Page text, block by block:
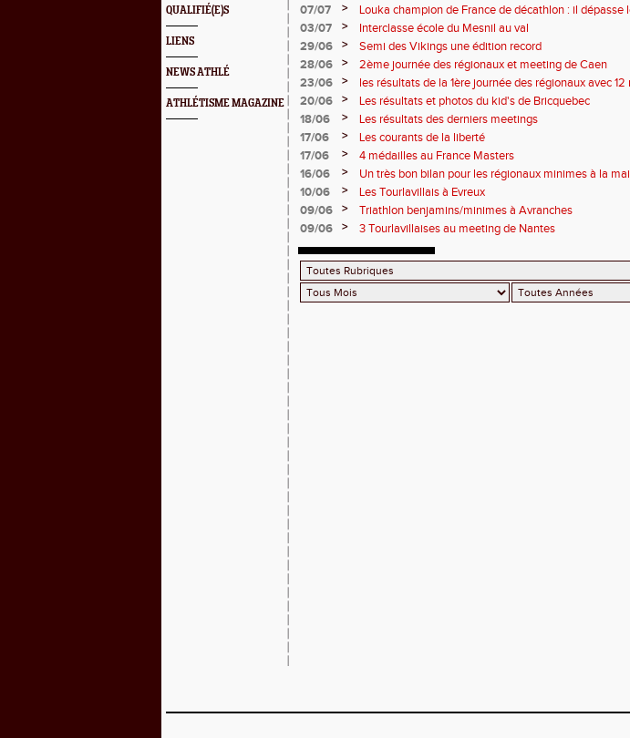
QUALIFIÉ(E)S
LIENS
NEWS ATHLÉ
ATHLÉTISME MAGAZINE
07/07
>
Louka champion de France de décathlon : il dépasse
points !
03/07 >
Interclasse école du Mesnil au val
29/06
>
Semi des Vikings une édition record
28/06
>
2ème journée des régionaux et meeting de Caen
23/06
>
les résultats de la 1ère journée des régionaux avec
2 titres
20/06 >
Les résultats et photos du kid's de Bricquebec
18/06
>
Les résultats des derniers meetings
17/06
>
Les courants de la liberté
17/06
>
4 médailles au France Masters
16/06
>
Un très bon bilan pour les régionaux minimes à la
10/06
>
Les Tourlavillais à Evreux
09/06
>
Triathlon benjamins/minimes à Avranches
09/06
> 3 Tourlavillaises au meeting de Nantes